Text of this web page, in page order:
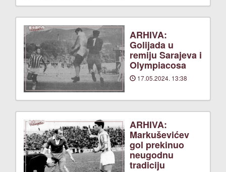
ARHIVA:
Golijada u
remiju Sarajeva i
Olympiacosa
17.05.2024. 13:38
ARHIVA:
Markuševićev
gol prekinuo
neugodnu
tradiciju